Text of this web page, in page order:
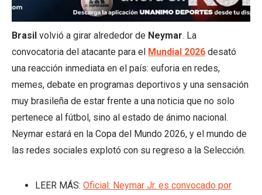
Brasil volvió a girar alrededor de Neymar. La
convocatoria del atacante para el Mundial 2026 desató
una reacción inmediata en el país: euforia en redes,
memes, debate en programas deportivos y una sensación
muy brasileña de estar frente a una noticia que no solo
pertenece al fútbol, sino al estado de ánimo nacional.
Neymar estará en la Copa del Mundo 2026, y el mundo de
las redes sociales explotó con su regreso a la Selección.
LEER MÁS: Oficial: Neymar Jr. es convocado por